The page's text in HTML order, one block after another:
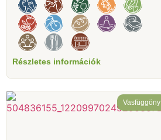
Részletes információk
Vasfüggöny